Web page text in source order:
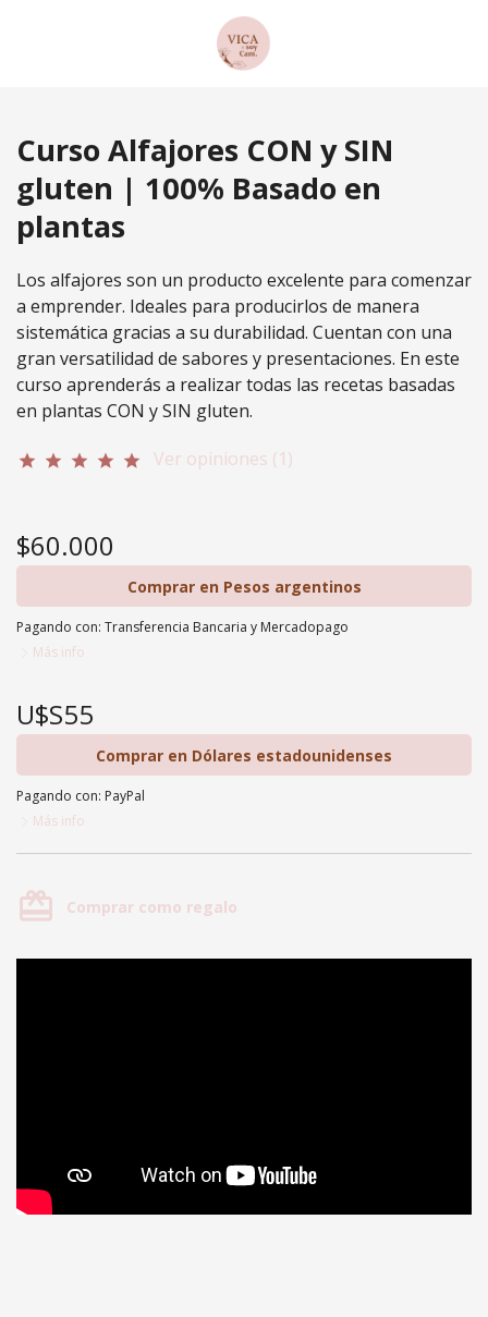
Curso Alfajores CON y SIN
gluten | 100% Basado en
plantas
Los alfajores son un producto excelente para comenzar
a emprender. Ideales para producirlos de manera
sistemática gracias a su durabilidad. Cuentan con una
gran versatilidad de sabores y presentaciones. En este
curso aprenderás a realizar todas las recetas basadas
en plantas CON y SIN gluten.
star star star star star Ver opiniones (1)
$60.000
Comprar en Pesos argentinos
Pagando con: Transferencia Bancaria y Mercadopago
Más info
U$S55
Comprar en Dólares estadounidenses
Pagando con: PayPal
Más info
card_giftcard Comprar como regalo